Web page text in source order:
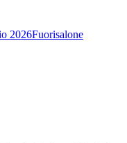
2026Fuorisalone